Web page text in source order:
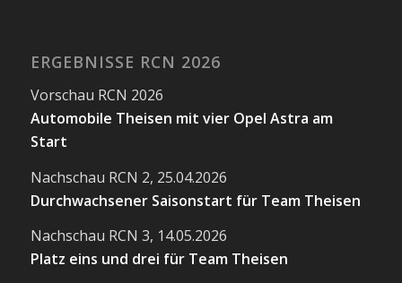
ERGEBNISSE RCN 2026
Vorschau RCN 2026
Automobile Theisen mit vier Opel Astra am
Start
Nachschau RCN 2, 25.04.2026
Durchwachsener Saisonstart für Team Theisen
Nachschau RCN 3, 14.05.2026
Platz eins und drei für Team Theisen